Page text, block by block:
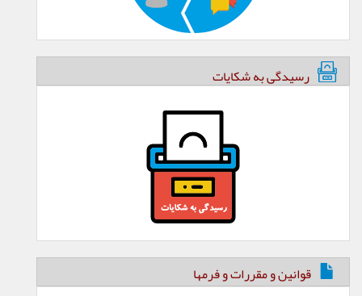
رسیدگی به شکایات
قوانین و مقررات و فرمها